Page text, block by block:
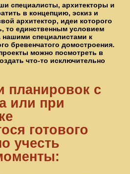
специалисты, архитекторы и
в концепцию, эскиз и
архитектор, идеи которого
то единственным условием
нашими специалистами к
бревенчатого домостроения.
можно посмотреть в
что-то исключительно
планировок с
или при
готового
учесть